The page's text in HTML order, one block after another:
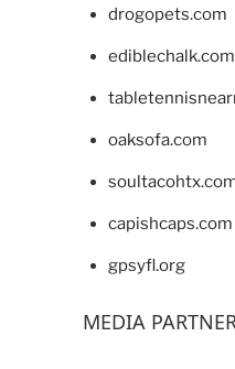
drogopets.com
ediblechalk.com
oaksofa.com
capishcaps.com
gpsyfl.org
MEDIA